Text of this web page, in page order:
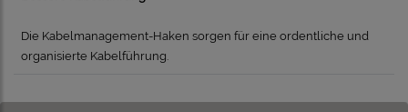
Die Kabelmanagement-Haken sorgen für eine ordentliche und
organisierte Kabelführung.